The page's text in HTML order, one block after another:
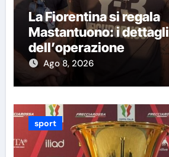
La Fiorentina si regala
Mastantuono: i dettagli
dell’operazione
Ago 8, 2026
sport